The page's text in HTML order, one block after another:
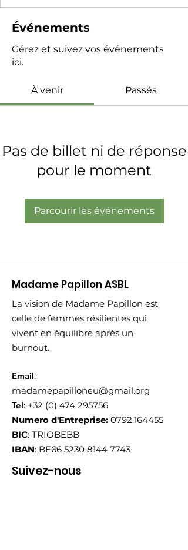
Événements
Gérez et suivez vos événements
ici.
À venir Passés
Pas de billet ni de réponse
pour le moment
Parcourir les événements
Madame Papillon ASBL
La vision de Madame Papillon est
celle de femmes résilientes qui
vivent en équilibre après un
burnout.
Email:
madamepapilloneu@gmail.org
Tel: +32 (0) 474 295756
Numero d'Entreprise: 0792.164455
BIC: TRIOBEBB
IBAN: BE66 5230 8144 7743
Suivez-nous